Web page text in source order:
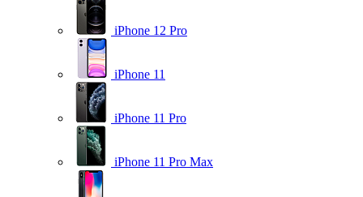
iPhone 12 Pro
iPhone 11
iPhone 11 Pro
iPhone 11 Pro Max